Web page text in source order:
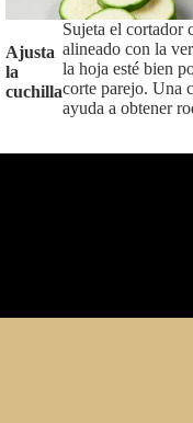
Ajusta
la
cuchilla
Sujeta el cortador
alineado con la
la hoja esté bien
corte parejo. Una
ayuda a obtener